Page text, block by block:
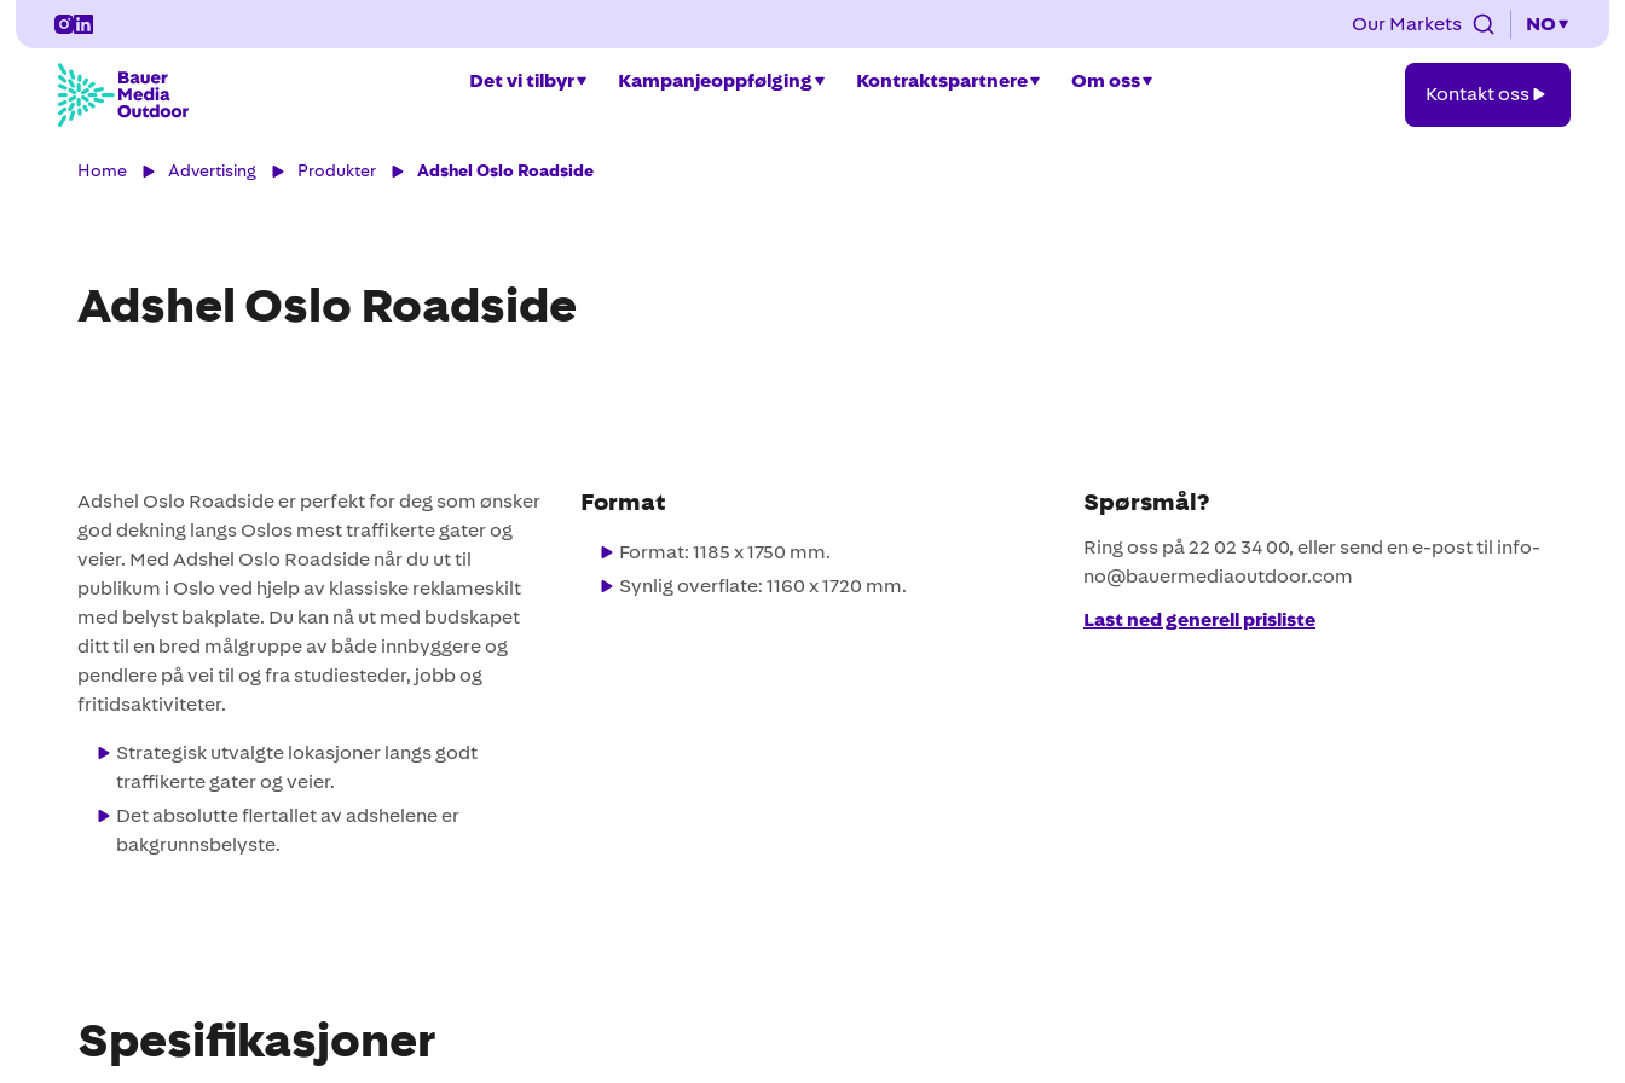
Our Markets NO
Det vi tilbyr Kampanjeoppfølging Kontraktspartnere Om oss
oss
Kontakt oss
Home Advertising Produkter Adshel Oslo Roadside
Adshel Oslo Roadside
Adshel Oslo Roadside er perfekt for deg som ønsker
god dekning langs Oslos mest traffikerte gater og
veier. Med Adshel Oslo Roadside når du ut til
publikum i Oslo ved hjelp av klassiske reklameskilt
med belyst bakplate. Du kan nå ut med budskapet
ditt til en bred målgruppe av både innbyggere og
pendlere på vei til og fra studiesteder, jobb og
fritidsaktiviteter.
Strategisk utvalgte lokasjoner langs godt
traffikerte gater og veier.
Det absolutte flertallet av adshelene er
bakgrunnsbelyste.
Format
Format: 1185 x 1750 mm.
Synlig overflate: 1160 x 1720 mm.
Spørsmål?
Ring oss på 22 02 34 00, eller send en e-post til info-
no@bauermediaoutdoor.com
Last ned generell prisliste
Spesifikasjoner